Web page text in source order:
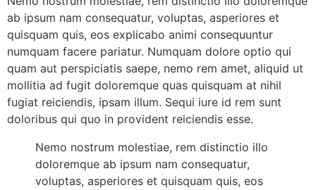
ab ipsum nam consequatur, voluptas, asperiores et
quisquam quis, eos explicabo animi consequuntur
numquam facere pariatur. Numquam dolore optio qui
quam aut perspiciatis saepe, nemo rem amet, aliquid ut
mollitia ad fugit doloremque quas quisquam at nihil
fugiat reiciendis, ipsam illum. Sequi iure id rem sunt
doloribus qui quo in provident reiciendis esse.
Nemo nostrum molestiae, rem distinctio illo
doloremque ab ipsum nam consequatur,
voluptas, asperiores et quisquam quis, eos